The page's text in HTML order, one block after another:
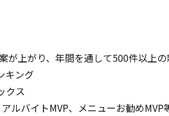
上がり、年間を通して500件以上の
キング
クス
バイトMVP、メニューお勧め